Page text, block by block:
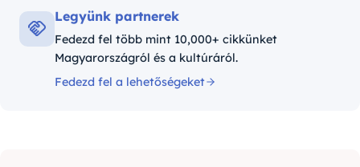
Legyünk partnerek
Fedezd fel több mint 10,000+ cikkünket
Magyarországról és a kultúráról.
Fedezd fel a lehetőségeket